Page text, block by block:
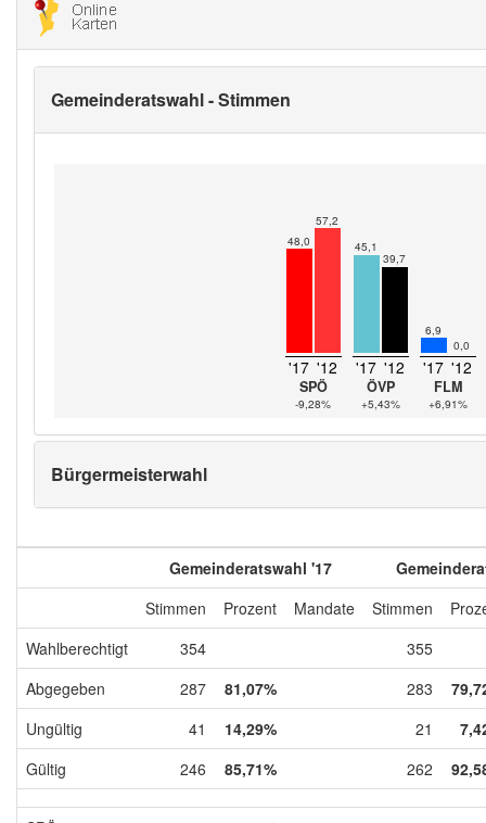
Gemeinderatswahl - Stimmen
48,0
57,2
'17 '12
SPÖ
-9,28%
45,1
39,7
'17 '12
ÖVP
+5,43%
6,9
0,0
'17 '12
FLM
+6,91%
Bürgermeisterwahl
Gemeinderatswahl '17
Stimmen
Prozent Mandate Stimmen
Wahlberechtigt
354
355
Abgegeben
287 81,07% 283
Ungültig
41 14,29% 21
Gültig
246 85,71% 262